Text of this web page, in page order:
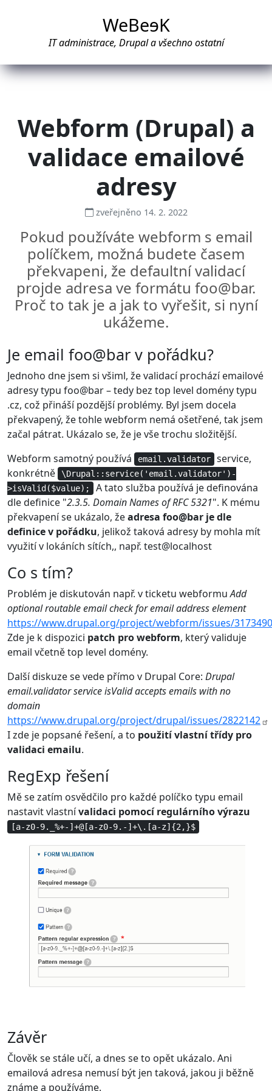
WeBeeK
IT administrace, Drupal a všechno ostatní
Webform (Drupal) a
validace emailové
adresy
zveřejněno 14. 2. 2022
Pokud používáte webform s email
políčkem, možná budete časem
překvapeni, že defaultní validací
projde adresa ve formátu foo@bar.
Proč to tak je a jak to vyřešit, si nyní
ukážeme.
Je email foo@bar v pořádku?
Jednoho dne jsem si všiml, že validací prochází emailové
adresy typu foo@bar – tedy bez top level domény typu
.cz, což přináší pozdější problémy. Byl jsem docela
překvapený, že tohle webform nemá ošetřené, tak jsem
začal pátrat. Ukázalo se, že je vše trochu složitější.
Webform samotný používá
email.validator
service,
konkrétně
\Drupal::service('email.validator')-
>isValid($value);
A tato služba používá je definována
dle definice "2.3.5. Domain Names of RFC 5321". K mému
překvapení se ukázalo, žeadresa foo@bar je dle
definice v pořádku, jelikož taková adresy by mohla mít
využití v lokáních sítích,, např. test@localhost
Co s tím?
Problém je diskutován např. v ticketu webformuAdd
optional routable email check for email address element
https://www.drupal.org/project/webform/issues/3173490
Zde je k dispozici patch pro webform, který validuje
email včetně top level domény.
Další diskuze se vede přímo v Drupal Core: Drupal
email.validator service isValid accepts emails with no
domain
https://www.drupal.org/project/drupal/issues/2822142
I zde je popsané řešení, a to použití vlastní třídy pro
validaci emailu.
RegExp řešení
Mě se zatím osvědčilo pro každé políčko typu email
nastavit vlastnívalidaci pomocí regulárního výrazu
[a-z0-9._%+-]+@[a-z0-9.-]+\.[a-z]{2,}$
Závěr
Člověk se stále učí, a dnes se to opět ukázalo. Ani
emailová adresa nemusí být jen taková, jakou ji běžně
známe a používáme.